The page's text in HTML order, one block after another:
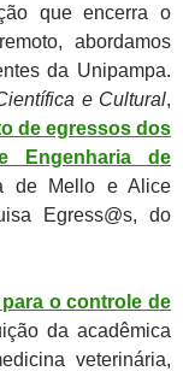
que encerra o
abordamos
da Unipampa.
e Cultural,
de egressos dos
Engenharia de
de Mello e Alice
Egress@s, do
o controle de
da acadêmica
veterinária,